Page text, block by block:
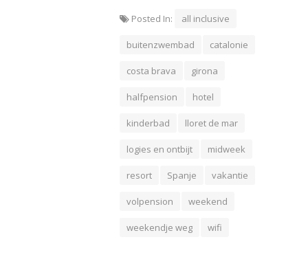
Posted In: all inclusive
buitenzwembad catalonie
costa brava girona
halfpension hotel
kinderbad lloret de mar
logies en ontbijt midweek
resort Spanje vakantie
volpension weekend
weekendje weg wifi